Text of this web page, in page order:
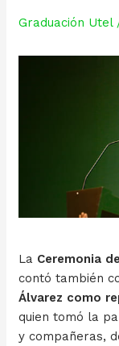
Graduación Utel
La Ceremonia
contó también
Álvarez como
quien tomó la
y compañeras,